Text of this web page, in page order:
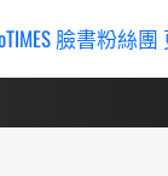
臉書粉絲